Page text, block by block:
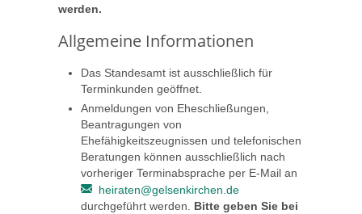
werden.
Allgemeine Informationen
Das Standesamt ist ausschließlich für
Terminkunden geöffnet.
Anmeldungen von Eheschließungen,
Beantragungen von
Ehefähigkeitszeugnissen und telefonischen
Beratungen können ausschließlich nach
vorheriger Terminabsprache per E-Mail an
heiraten@gelsenkirchen.de
durchgeführt werden. Bitte geben Sie bei